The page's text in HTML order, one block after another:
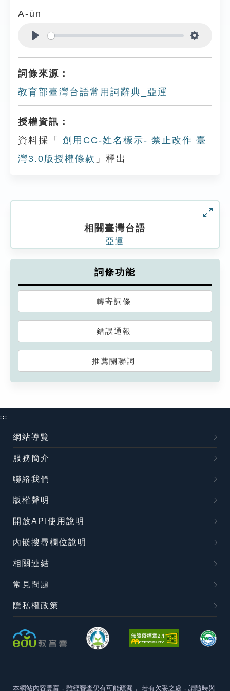
A-ūn
詞條來源：
教育部臺灣台語常用詞辭典_亞運
授權資訊：
資料採「
創用CC-姓名標示- 禁止改作 臺
灣3.0版授權條款 」釋出
相關臺灣台語
亞運
詞條功能
轉寄詞條
錯誤通報
推薦關聯詞
:::
網站導覽
服務簡介
聯絡我們
版權聲明
開放API使用說明
內嵌搜尋欄位說明
相關連結
常見問題
隱私權政策
本網站內容豐富，雖經審查仍有可能疏漏， 若有欠妥之處，請隨時與